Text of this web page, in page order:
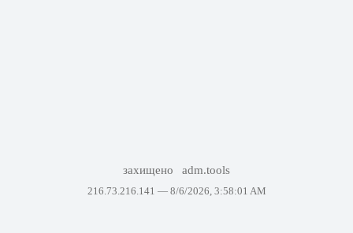
захищено adm.tools
216.73.216.141 — 8/6/2026, 3:58:01 AM